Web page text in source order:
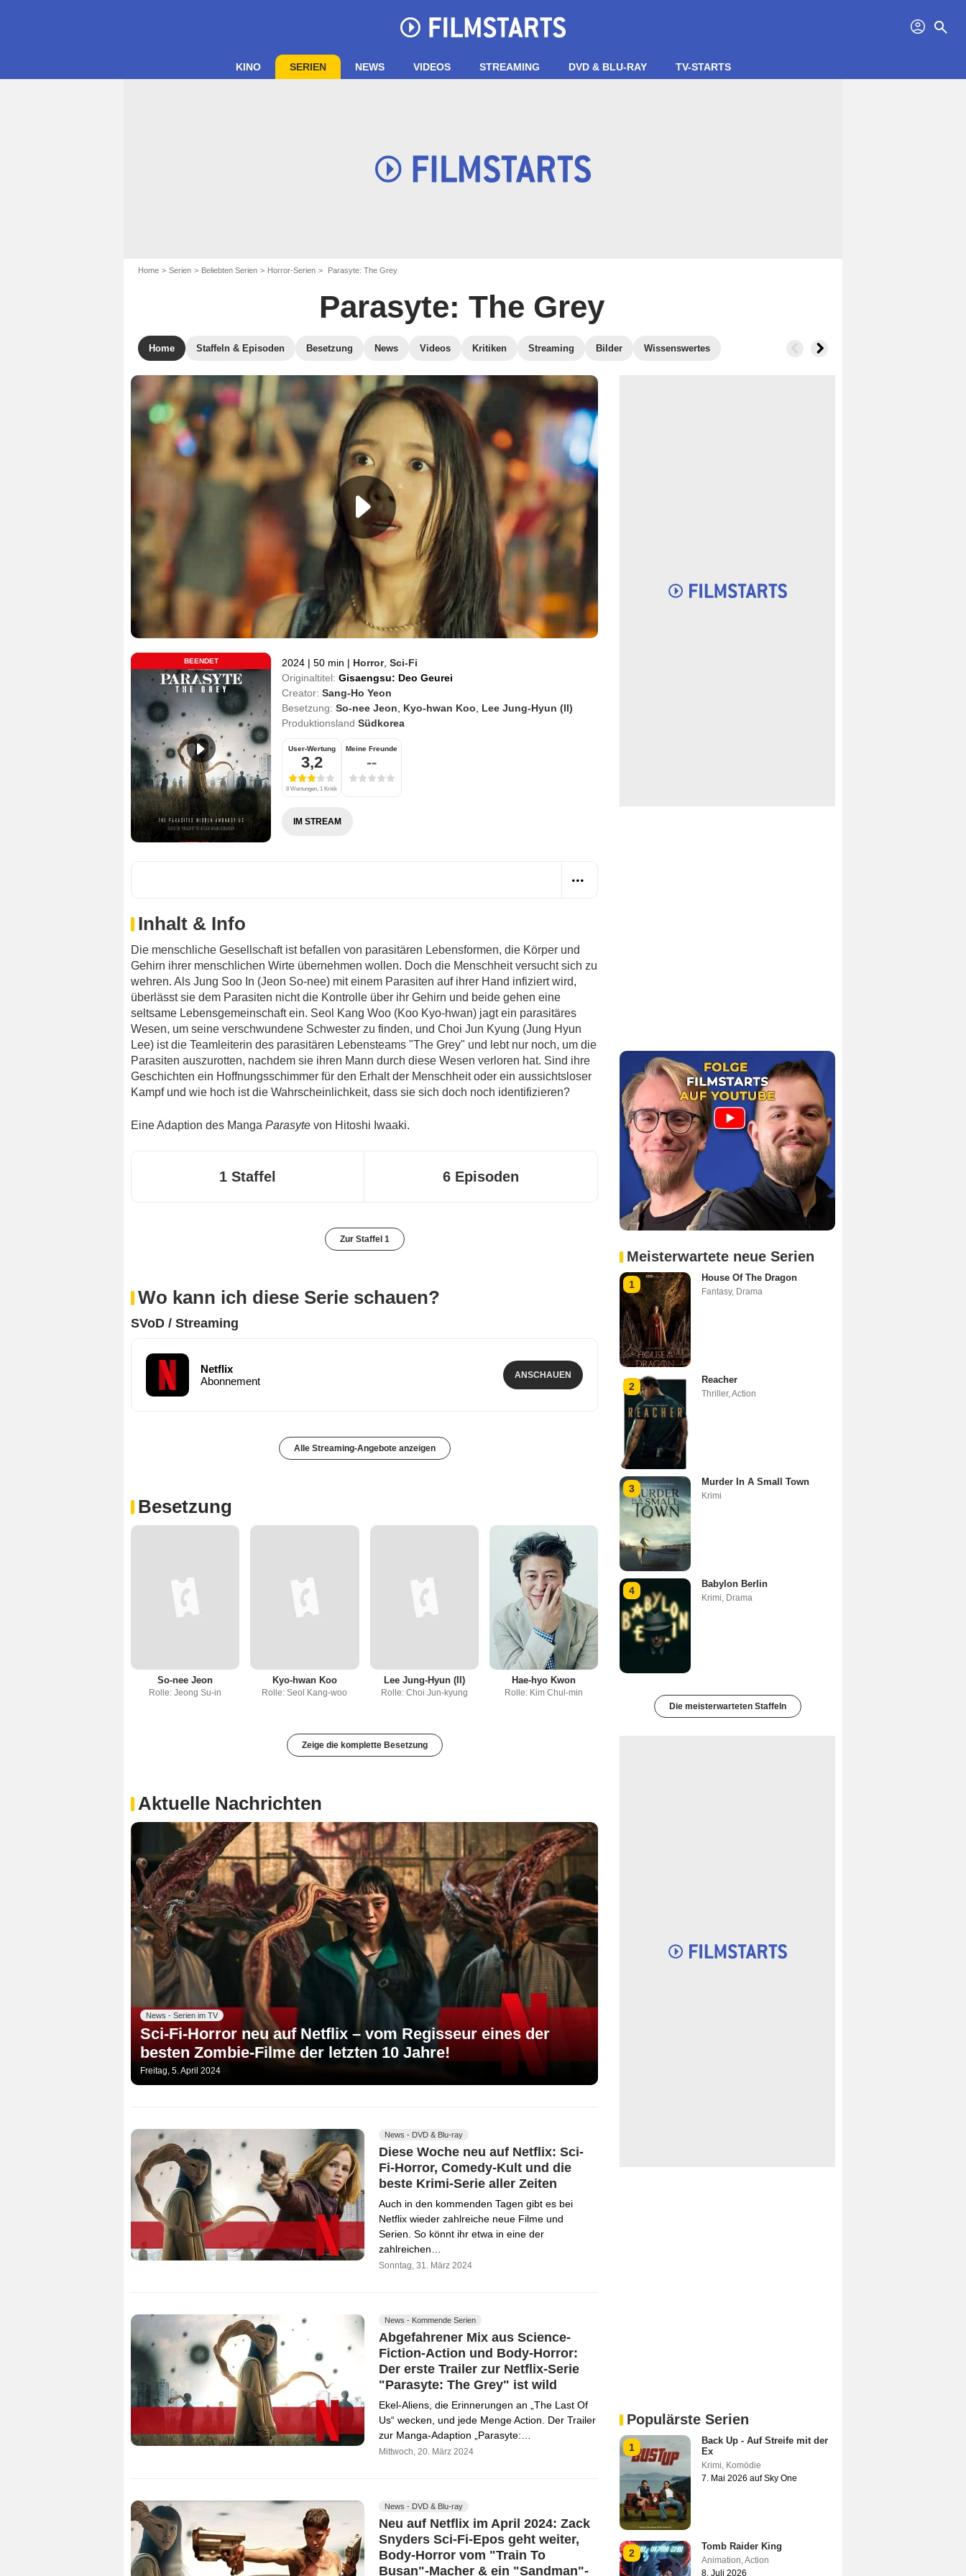
profil search
KINO SERIEN NEWS VIDEOS STREAMING DVD & BLU-RAY TV-STARTS
Home Serien Beliebten Serien Horror-Serien Parasyte: The Grey
Parasyte: The Grey
Home Staffeln & Episoden Besetzung News Videos Kritiken Streaming Bilder Wissenswertes
BEENDET 2024 | 50 min | Horror, Sci-Fi
Originaltitel: Gisaengsu: Deo Geurei
Creator: Sang-Ho Yeon
Besetzung: So-nee Jeon Kyo-hwan Koo
Lee Jung-Hyun (II)
Produktionsland Südkorea
User-Wertung
3,2
8 Wertungen, 1 Kritik
Meine Freunde
--
IM STREAM
Inhalt & Info
Die menschliche Gesellschaft ist befallen von parasitären Lebensformen, die Körper und
Gehirn ihrer menschlichen Wirte übernehmen wollen. Doch die Menschheit versucht sich zu
wehren. Als Jung Soo In (Jeon So-nee) mit einem Parasiten auf ihrer Hand infiziert wird,
überlässt sie dem Parasiten nicht die Kontrolle über ihr Gehirn und beide gehen eine
seltsame Lebensgemeinschaft ein. Seol Kang Woo (Koo Kyo-hwan) jagt ein parasitäres
Wesen, um seine verschwundene Schwester zu finden, und Choi Jun Kyung (Jung Hyun
Lee) ist die Teamleiterin des parasitären Lebensteams "The Grey" und lebt nur noch, um die
Parasiten auszurotten, nachdem sie ihren Mann durch diese Wesen verloren hat. Sind ihre
Geschichten ein Hoffnungsschimmer für den Erhalt der Menschheit oder ein aussichtsloser
Kampf und wie hoch ist die Wahrscheinlichkeit, dass sie sich doch noch identifizieren?
Eine Adaption des Manga Parasyte von Hitoshi Iwaaki.
1 Staffel 6 Episoden
Zur Staffel 1
Wo kann ich diese Serie schauen?
SVoD / Streaming
Netflix
Abonnement
ANSCHAUEN
Alle Streaming-Angebote anzeigen
Besetzung
So-nee Jeon
Rolle: Jeong Su-in
Kyo-hwan Koo
Rolle: Seol Kang-woo
Lee Jung-Hyun (II)
Rolle: Choi Jun-kyung
Hae-hyo Kwon
Rolle: Kim Chul-min
Zeige die komplette Besetzung
Aktuelle Nachrichten
News - Serien im TV
Sci-Fi-Horror neu auf Netflix – vom Regisseur eines der
besten Zombie-Filme der letzten 10 Jahre!
Freitag, 5. April 2024
News - DVD & Blu-ray
Diese Woche neu auf Netflix: Sci-
Fi-Horror, Comedy-Kult und die
beste Krimi-Serie aller Zeiten
Auch in den kommenden Tagen gibt es bei
Netflix wieder zahlreiche neue Filme und
Serien. So könnt ihr etwa in eine der
zahlreichen…
Sonntag, 31. März 2024
News - Kommende Serien
Abgefahrener Mix aus Science-
Fiction-Action und Body-Horror:
Der erste Trailer zur Netflix-Serie
"Parasyte: The Grey" ist wild
Ekel-Aliens, die Erinnerungen an „The Last Of
Us“ wecken, und jede Menge Action. Der Trailer
zur Manga-Adaption „Parasyte:…
Mittwoch, 20. März 2024
News - DVD & Blu-ray
Neu auf Netflix im April 2024: Zack
Snyders Sci-Fi-Epos geht weiter,
Body-Horror vom "Train To
Busan"-Macher & ein "Sandman"-
Meisterwartete neue Serien
1
House Of The Dragon
Fantasy, Drama
2
Reacher
Thriller,Action
3
Murder In A Small Town
Krimi
4
Babylon Berlin
Krimi, Drama
Die meisterwarteten Staffeln
Populärste Serien
1
Back Up - Auf Streife mit der
Ex
Krimi, Komödie
7. Mai 2026 auf Sky One
2
Tomb Raider King
Animation,Action
8. Juli 2026